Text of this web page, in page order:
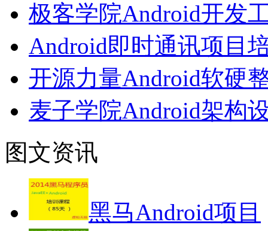
极客学院Android开发
Android即时通讯项目
开源力量Android软硬
麦子学院Android架构
图文资讯
黑马Android项目